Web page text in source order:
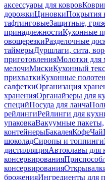
аксессуары для ковров
дорожкиЦиновкиПокрытия
тафтинговыеЗащитные,
принадлежностиКухонные
овощерезкиРазделочные
таймерыДуршлаги, сита,
приготовленияМолотки для
мелочиМискиКухонный
прихваткиКухонные
салфеткиОрганизация
храненияОрганайзеры для
специйПосуда для ланча
рейлингиРейлинги для
упаковкаВакуумные пакеты,
контейнерыБакалеяКофеЧай
шоколадСиропы и топпинги
дистилляцияАвтоклавы для
консервирования
консервирования
броженияИнгредиенты для